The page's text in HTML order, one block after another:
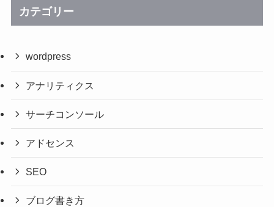
カテゴリー
wordpress
アナリティクス
サーチコンソール
アドセンス
SEO
ブログ書き方